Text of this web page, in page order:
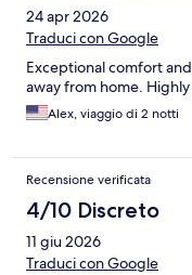
24 apr 2026
Traduci con Google
Exceptional comfort
away from home.
Alex, viaggio di 2 notti
Recensione verificata
4/10 Discreto
11 giu 2026
Traduci con Google